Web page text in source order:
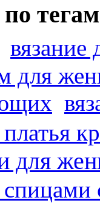
тегам
вязание
для
платья
для